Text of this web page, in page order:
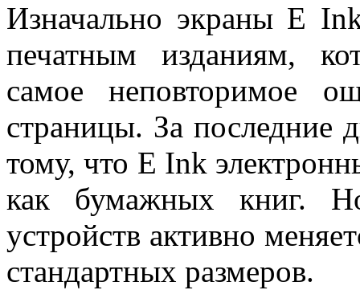
Изначально экраны E Ink
печатным изданиям,
самое неповторимое
страницы. За последние
тому, что E Ink
как бумажных книг.
устройств активно
стандартных размеров.